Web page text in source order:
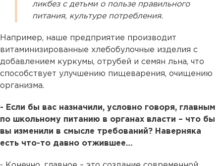
ликбез с детьми о пользе правильного
питания, культуре потребления.
Например, наше предприятие производит
витаминизированные хлебобулочные изделия с
добавлением куркумы, отрубей и семян льна, что
способствует улучшению пищеварения, очищению
организма.
- Если бы вас назначили, условно говоря, главным
по школьному питанию в органах власти – что бы
вы изменили в смысле требований? Наверняка
есть что-то давно отжившее…